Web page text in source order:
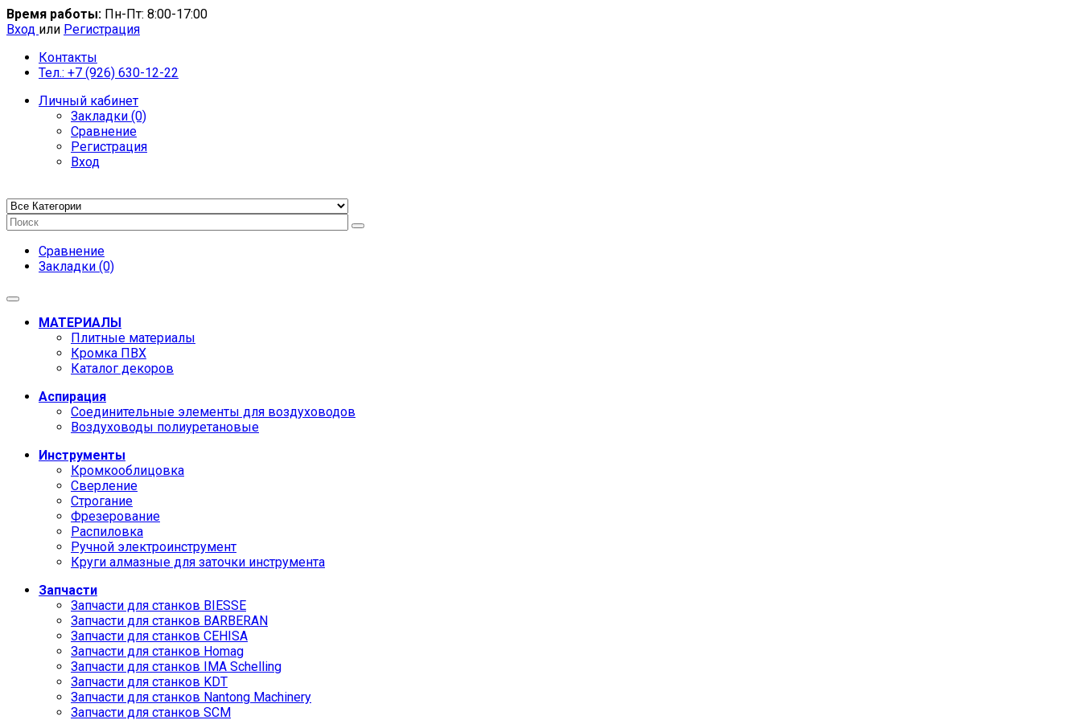
Время работы: Пн-Пт: 8:00-17:00
Вход или Регистрация
Контакты
Тел.: +7 (926) 630-12-22
Личный кабинет
Закладки (0)
Сравнение
Регистрация
Вход
Сравнение
Закладки (0)
МАТЕРИАЛЫ
Плитные материалы
Кромка ПВХ
Каталог декоров
Аспирация
Соединительные элементы для воздуховодов
Воздуховоды полиуретановые
Инструменты
Кромкооблицовка
Сверление
Строгание
Фрезерование
Распиловка
Ручной электроинструмент
Круги алмазные для заточки инструмента
Запчасти
Запчасти для станков BIESSE
Запчасти для станков BARBERAN
Запчасти для станков CEHISA
Запчасти для станков Homag
Запчасти для станков IMA Schelling
Запчасти для станков KDT
Запчасти для станков Nantong Machinery
Запчасти для станков SCM